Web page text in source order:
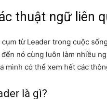
thuật ngữ liên
từ Leader trong cuộc
nó cùng luôn làm nhiều
mình có thể xem hết các
là gì?